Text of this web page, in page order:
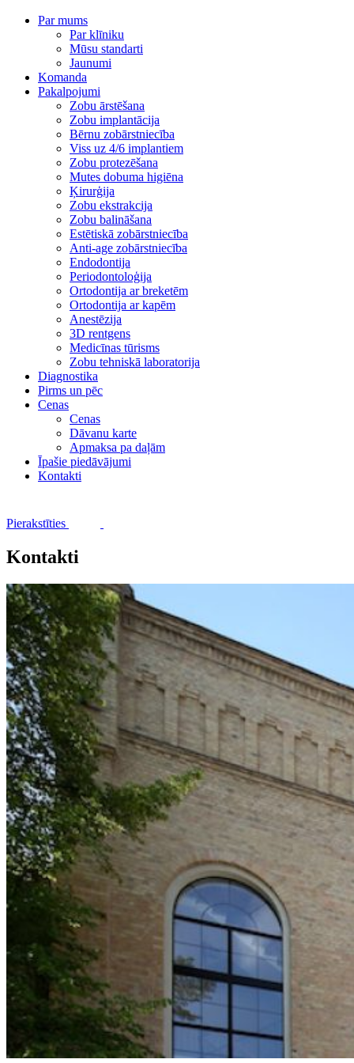
Par mums
Par klīniku
Mūsu standarti
Jaunumi
Komanda
Pakalpojumi
Zobu ārstēšana
Zobu implantācija
Bērnu zobārstniecība
Viss uz 4/6 implantiem
Zobu protezēšana
Mutes dobuma higiēna
Ķirurģija
Zobu ekstrakcija
Zobu balināšana
Estētiskā zobārstniecība
Anti-age zobārstniecība
Endodontija
Periodontoloģija
Ortodontija ar breketēm
Ortodontija ar kapēm
Anestēzija
3D rentgens
Medicīnas tūrisms
Zobu tehniskā laboratorija
Diagnostika
Pirms un pēc
Cenas
Cenas
Dāvanu karte
Apmaksa pa daļām
Īpašie piedāvājumi
Kontakti
Pierakstīties
Kontakti